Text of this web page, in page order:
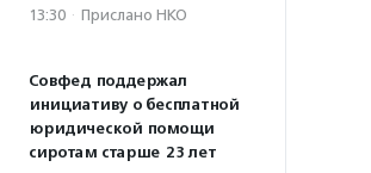
13:30 · Прислано НКО
Совфед поддержал
инициативу о бесплатной
юридической помощи
сиротам старше 23 лет